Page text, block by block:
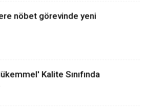
nöbet görevinde yeni
Kalite Sınıfında